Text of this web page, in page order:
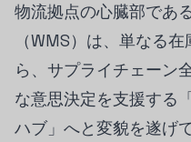
物流拠点の心臓部であ
（WMS）は、単なる
ら、サプライチェーン
な意思決定を支援する
ハブ」へと変貌を遂げ